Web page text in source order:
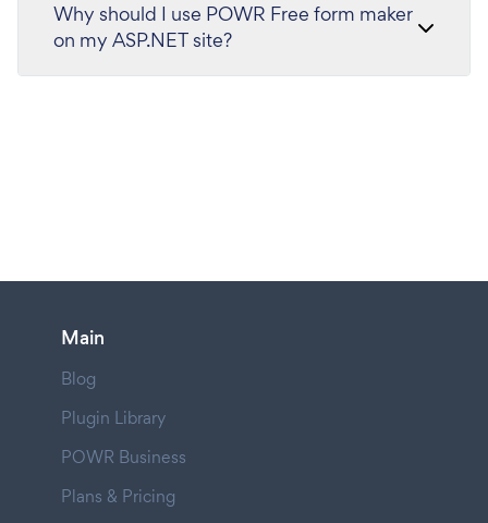
Why should I use POWR Free form maker
on my ASP.NET site?
Main
Blog
Plugin Library
POWR Business
Plans & Pricing